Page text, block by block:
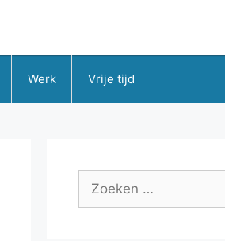
Werk Vrije tijd
Zoek